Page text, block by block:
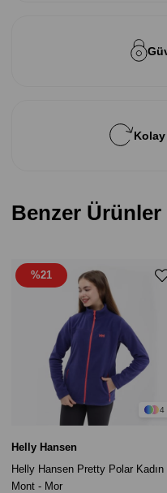
Benzer Ürünler
4
Helly Hansen
Helly Hansen Pretty Polar Kadın
Mont - Mor
%21